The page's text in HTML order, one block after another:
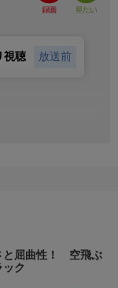
視聴 放送前
更が生じる場合も
と屈曲性！ 空飛ぶ
ク